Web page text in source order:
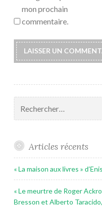
mon prochain
commentaire.
Articles récents
« La maison aux livres »
« Le meurtre de Roger
Bresson et Alberto